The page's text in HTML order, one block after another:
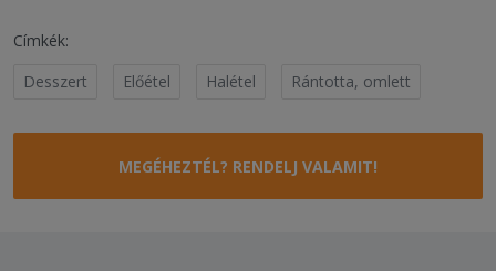
Címkék:
Desszert
Előétel Halétel Rántotta, omlett
MEGÉHEZTÉL? RENDELJ VALAMIT!